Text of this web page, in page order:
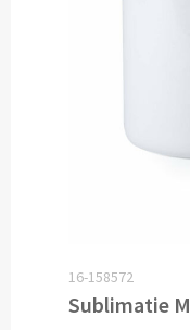
Lunchbekers
Snoep
16-158572
Sublimatie